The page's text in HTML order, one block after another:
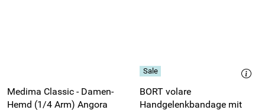
Medima Classic - Damen-
Hemd (1/4 Arm) Angora
BORT volare
Handgelenkbandage mit